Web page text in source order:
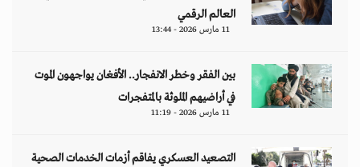
العالم الرقمي
11 مارس 2026 - 13:44
بين الفقر وخطر الانفجار.. الأفغان يواجهون الموت
في أراضيهم الملوثة بالمتفجرات
11 مارس 2026 - 11:19
التصعيد العسكري يفاقم أزمات الخدمات الصحية